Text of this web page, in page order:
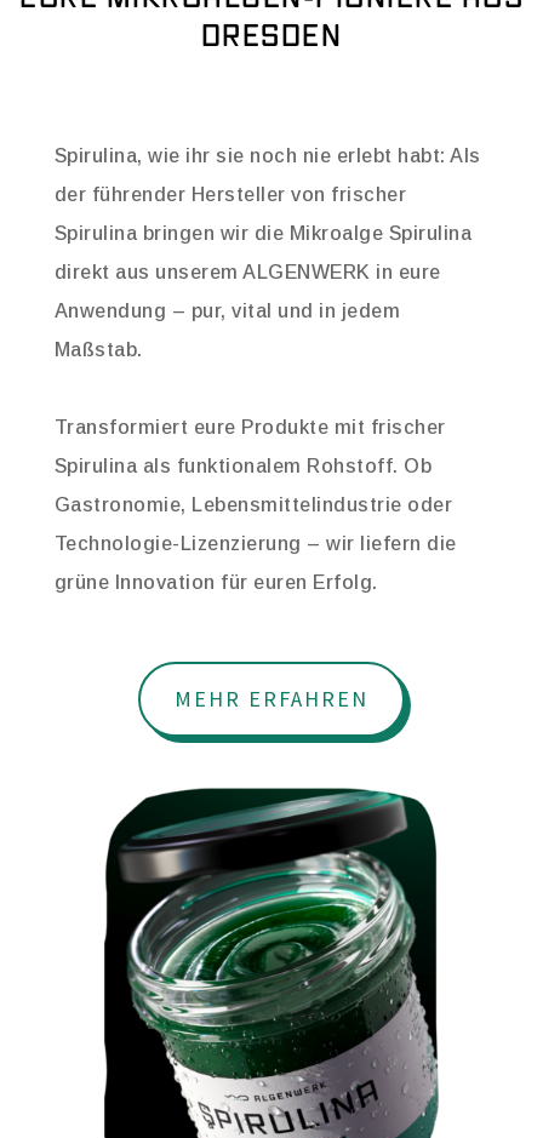
DRESDEN
Spirulina, wie ihr sie noch nie erlebt habt: Als
der führender Hersteller von frischer
Spirulina bringen wir die Mikroalge Spirulina
direkt aus unserem ALGENWERK in eure
Anwendung – pur, vital und in jedem
Maßstab.
Transformiert eure Produkte mit frischer
Spirulina als funktionalem Rohstoff. Ob
Gastronomie, Lebensmittelindustrie oder
Technologie-Lizenzierung – wir liefern die
grüne Innovation für euren Erfolg.
MEHR ERFAHREN